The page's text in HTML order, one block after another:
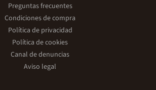
Preguntas frecuentes
Condiciones de compra
Política de privacidad
Política de cookies
Canal de denuncias
Aviso legal